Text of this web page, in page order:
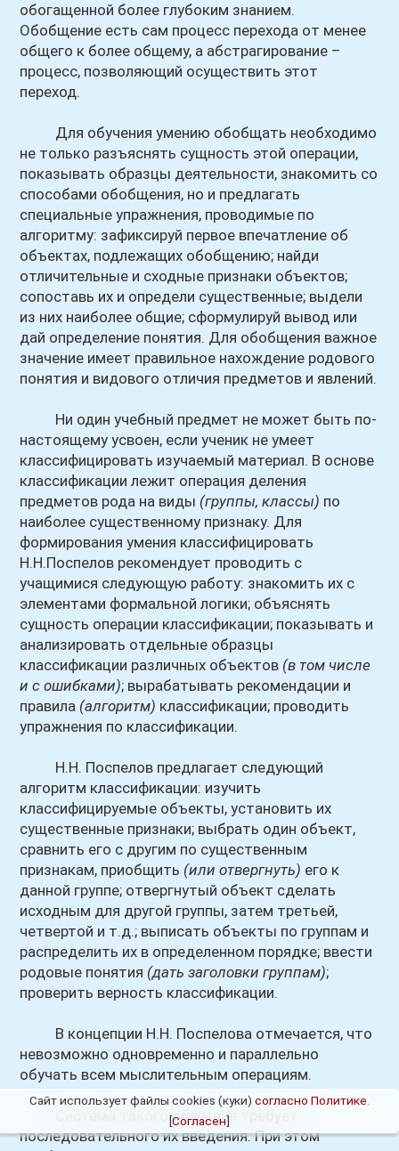
обогащенной более глубоким знанием.
Обобщение есть сам процесс перехода от менее
общего к более общему, а абстрагирование –
процесс, позволяющий осуществить этот
переход.
Для обучения умению обобщать необходимо
не только разъяснять сущность этой операции,
показывать образцы деятельности, знакомить со
способами обобщения, но и предлагать
специальные упражнения, проводимые по
алгоритму: зафиксируй первое впечатление об
объектах, подлежащих обобщению; найди
отличительные и сходные признаки объектов;
сопоставь их и определи существенные; выдели
из них наиболее общие; сформулируй вывод или
дай определение понятия. Для обобщения важное
значение имеет правильное нахождение родового
понятия и видового отличия предметов и явлений.
Ни один учебный предмет не может быть по-
настоящему усвоен, если ученик не умеет
классифицировать изучаемый материал. В основе
классификации лежит операция деления
предметов рода на виды (группы, классы) по
наиболее существенному признаку. Для
формирования умения классифицировать
Н.Н.Поспелов рекомендует проводить с
учащимися следующую работу: знакомить их с
элементами формальной логики; объяснять
сущность операции классификации; показывать и
анализировать отдельные образцы
классификации различных объектов (в том числе
и с ошибками); вырабатывать рекомендации и
правила (алгоритм) классификации; проводить
упражнения по классификации.
Н.Н. Поспелов предлагает следующий
алгоритм классификации: изучить
классифицируемые объекты, установить их
существенные признаки; выбрать один объект,
сравнить его с другим по существенным
признакам, приобщить (или отвергнуть) его к
данной группе; отвергнутый объект сделать
исходным для другой группы, затем третьей,
четвертой и т.д.; выписать объекты по группам и
распределить их в определенном порядке; ввести
родовые понятия (дать заголовки группам);
проверить верность классификации.
В концепции Н.Н. Поспелова отмечается, что
невозможно одновременно и параллельно
обучать всем мыслительным операциям.
Система такого обучения требует
последовательного их введения. При этом
Сайт использует файлы cookies (куки) согласно Политике
[Согласен]